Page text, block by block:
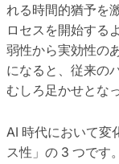
れる時間的猶予を
ロセスを開始する
弱性から実効性の
になると、従来の
むしろ足かせとな
AI 時代において変
ス性」の 3 つです